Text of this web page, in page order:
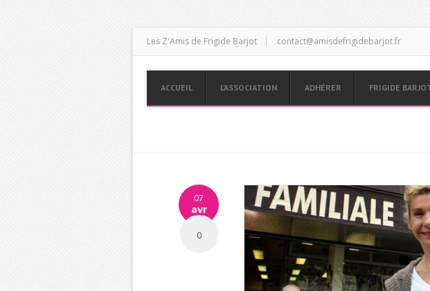
Les Z'Amis de Frigide Barjot contact@amisdefrigidebarjot.fr
ACCUEIL L’ASSOCIATION ADHÉRER FRIGIDE
07
avr
0